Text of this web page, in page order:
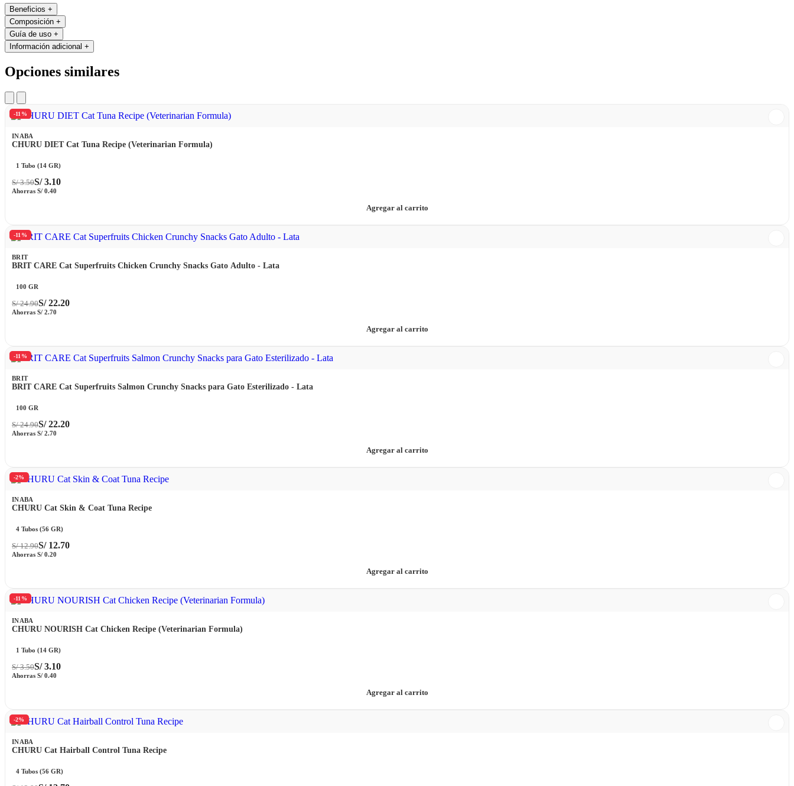
Beneficios +
Composición +
Guía de uso +
Información adicional +
Opciones similares
-11%
INABA
CHURU DIET Cat Tuna Recipe (Veterinarian Formula)
1 Tubo (14 GR)
S/3.50S/3.10
Ahorras S/ 0.40
Agregar al carrito
-11%
BRIT
BRIT CARE Cat Superfruits Chicken Crunchy Snacks Gato Adulto - Lata
100 GR
S/24.90S/22.20
Ahorras S/ 2.70
Agregar al carrito
-11%
BRIT
BRIT CARE Cat Superfruits Salmon Crunchy Snacks para Gato Esterilizado - Lata
100 GR
S/24.90S/22.20
Ahorras S/ 2.70
Agregar al carrito
-2%
INABA
CHURU Cat Skin & Coat Tuna Recipe
4 Tubos (56 GR)
S/12.90S/12.70
Ahorras S/ 0.20
Agregar al carrito
-11%
INABA
CHURU NOURISH Cat Chicken Recipe (Veterinarian Formula)
1 Tubo (14 GR)
S/3.50S/3.10
Ahorras S/ 0.40
Agregar al carrito
-2%
INABA
CHURU Cat Hairball Control Tuna Recipe
4 Tubos (56 GR)